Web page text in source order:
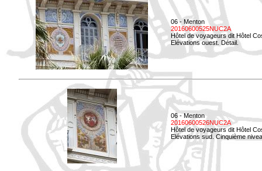
06 - Menton
20160600525NUC2A
Hôtel de voyageurs dit Hôtel
Elévations ouest. Détail.
06 - Menton
20160600526NUC2A
Hôtel de voyageurs dit Hôtel
Elévations sud. Cinquième